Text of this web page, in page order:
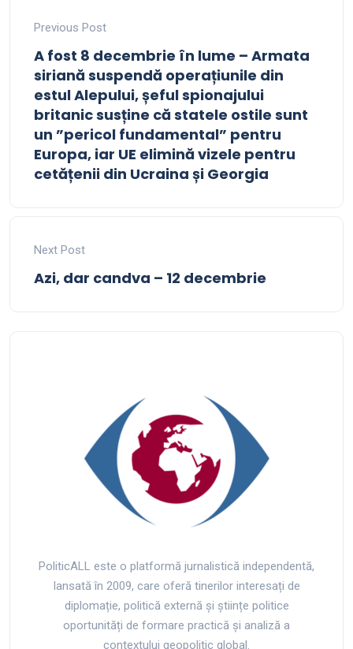
Previous Post
A fost 8 decembrie în lume – Armata
siriană suspendă operațiunile din
estul Alepului, șeful spionajului
britanic susține că statele ostile sunt
un ”pericol fundamental” pentru
Europa, iar UE elimină vizele pentru
cetățenii din Ucraina și Georgia
Next Post
Azi, dar candva – 12 decembrie
PoliticALL este o platformă jurnalistică independentă,
lansată în 2009, care oferă tinerilor interesați de
diplomație, politică externă și științe politice
oportunități de formare practică și analiză a
contextului geopolitic global.